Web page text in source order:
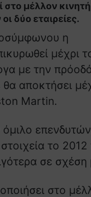
μέλλον
δύο εταιρείες.
η
μέχρι
με την
αποκτήσει
Martin.
όμιλο
το
σε
στο